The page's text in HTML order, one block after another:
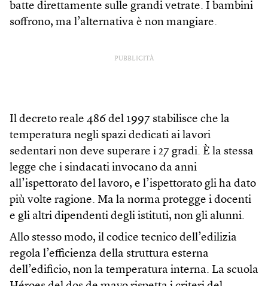
batte direttamente sulle grandi vetrate. I bambini
soffrono, ma l’alternativa è non mangiare.
PUBBLICITÀ
Il decreto reale 486 del 1997 stabilisce che la
temperatura negli spazi dedicati ai lavori
sedentari non deve superare i 27 gradi. È la stessa
legge che i sindacati invocano da anni
all’ispettorato del lavoro, e l’ispettorato gli ha dato
più volte ragione. Ma la norma protegge i docenti
e gli altri dipendenti degli istituti, non gli alunni.
Allo stesso modo, il codice tecnico dell’edilizia
regola l’efficienza della struttura esterna
dell’edificio, non la temperatura interna. La scuola